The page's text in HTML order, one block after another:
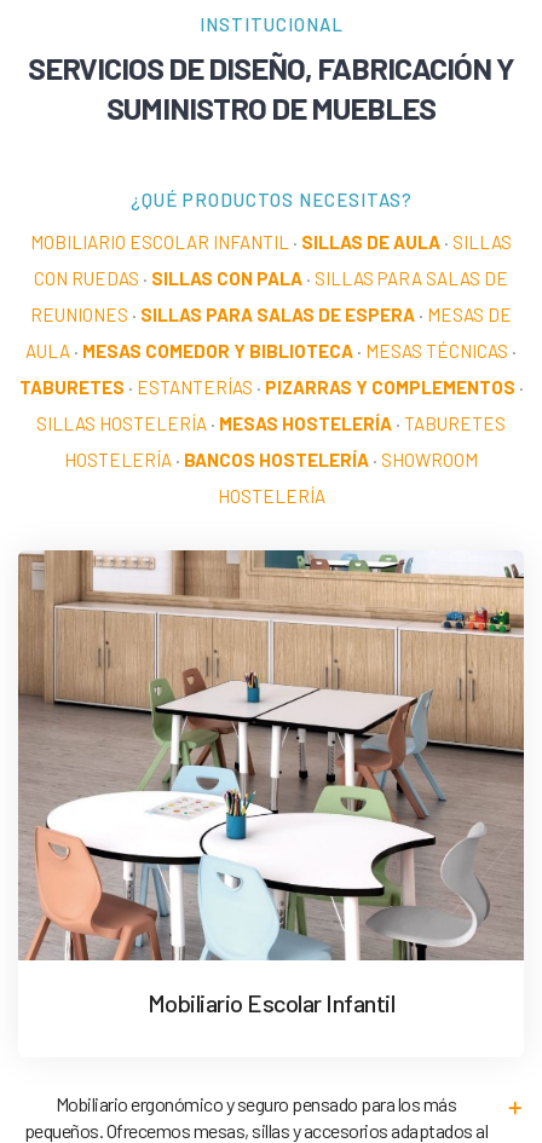
INSTITUCIONAL
SERVICIOS DE DISEÑO, FABRICACIÓN Y
SUMINISTRO DE MUEBLES
¿QUÉ PRODUCTOS NECESITAS?
MOBILIARIO ESCOLAR INFANTIL · SILLAS DE AULA · SILLAS
CON RUEDAS · SILLAS CON PALA · SILLAS PARA SALAS DE
REUNIONES · SILLAS PARA SALAS DE ESPERA · MESAS DE
AULA · MESAS COMEDOR Y BIBLIOTECA · MESAS TÉCNICAS ·
TABURETES · ESTANTERÍAS · PIZARRAS Y COMPLEMENTOS ·
SILLAS HOSTELERÍA · MESAS HOSTELERÍA · TABURETES
HOSTELERÍA · BANCOS HOSTELERÍA · SHOWROOM
HOSTELERÍA
Mobiliario Escolar Infantil
Mobiliario ergonómico y seguro pensado para los más
pequeños. Ofrecemos mesas, sillas y accesorios adaptados al